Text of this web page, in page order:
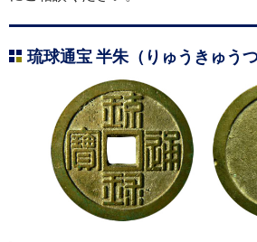
琉球通宝 半朱（りゅうきゅう